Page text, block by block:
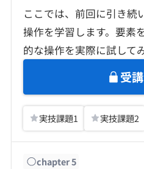
ここでは、前回に引き続
操作を学習します。要素
的な操作を実際に試して
受
実技課題1 実技課題2
chapter5